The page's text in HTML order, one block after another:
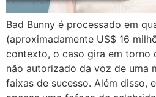
Bad Bunny é processado em
(aproximadamente US$ 16
contexto, o caso gira em torno
não autorizado da voz de uma
faixas de sucesso. Além disso,